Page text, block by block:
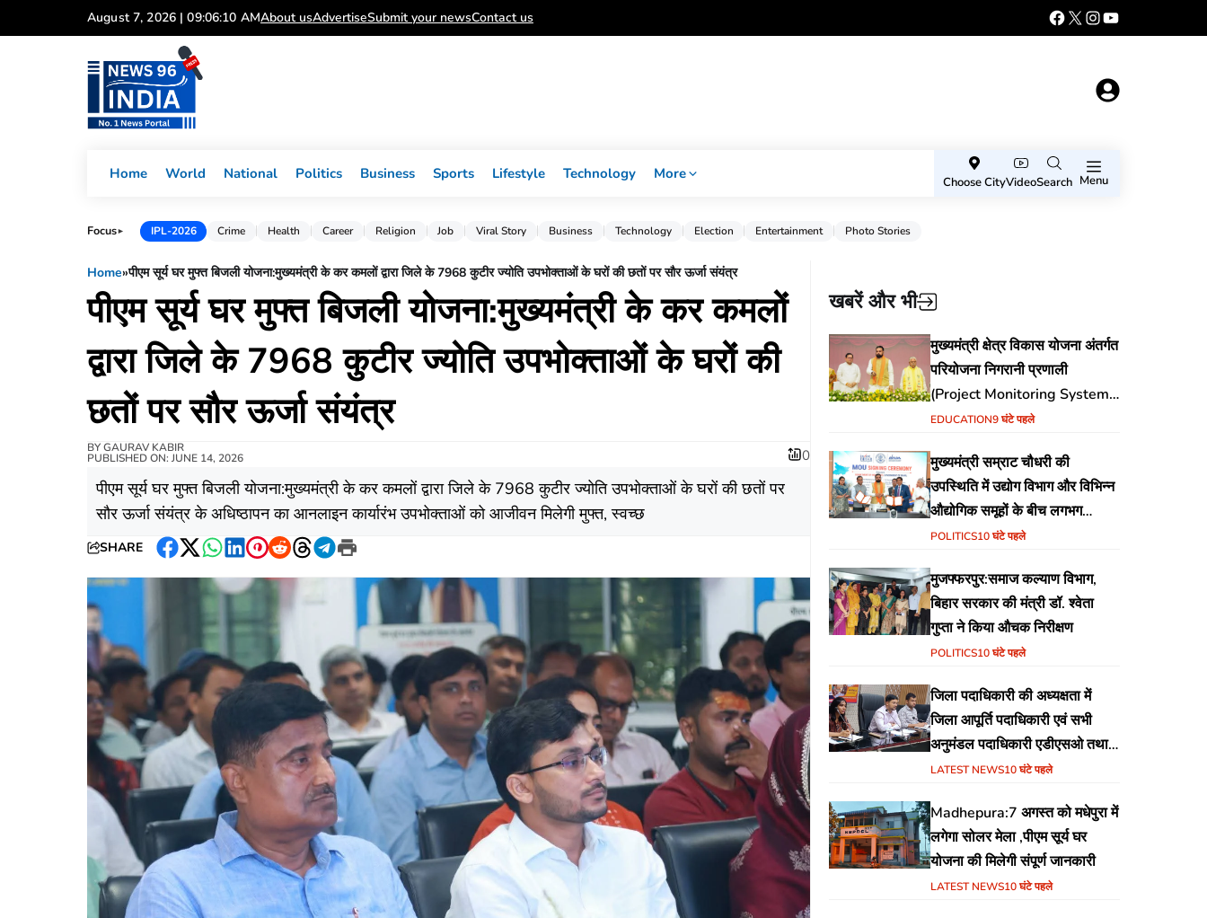
to
August 7, 2026 | 09:06:11 AMAbout usAdvertiseSubmit your newsContact us
Home World National Politics Business Sports Lifestyle Technology More
Choose CityVideoSearch Menu
Focus► IPL-2026 Crime Health Career Religion Job Viral Story Business Technology Election Entertainment Photo Stories
Home»पीएम सूर्य घर मुफ्त बिजली योजना:मुख्यमंत्री के कर कमलों द्वारा जिले के 7968 कुटीर ज्योति उपभोक्ताओं के घरों की छतों पर सौर ऊर्जा संयंत्र
पीएम सूर्य घर मुफ्त बिजली योजना:मुख्यमंत्री के कर कमलों
द्वारा जिले के 7968 कुटीर ज्योति उपभोक्ताओं के घरों की
छतों पर सौर ऊर्जा संयंत्र
BYGAURAV KABIR
PUBLISHED ON: JUNE 14, 2026 0
पीएम सूर्य घर मुफ्त बिजली योजना:मुख्यमंत्री के कर कमलों द्वारा जिले के 7968 कुटीर ज्योति उपभोक्ताओं के घरों की छतों पर
सौर ऊर्जा संयंत्र के अधिष्ठापन का आनलाइन कार्यारंभ उपभोक्ताओं को आजीवन मिलेगी मुफ्त, स्वच्छ
SHARE
Facebook
Twitter
WhatsApp
LinkedIn
Pinterest
RedditThreads
Telegram
Print
खबरें और भी
मुख्यमंत्री क्षेत्र विकास योजना अंतर्गत
परियोजना निगरानी प्रणाली
(Project Monitoring System)
वेब पोर्टल का शुभारंभ
EDUCATION9 घंटे पहले
मुख्यमंत्री सम्राट चौधरी की
उपस्थिति में उद्योग विभाग और विभिन्न
औद्योगिक समूहों के बीच लगभग
₹51,600 करोड़ के निवेश हेतु
POLITICS10 घंटे पहले
मुजफ्फरपुर:समाज कल्याण विभाग,
बिहार सरकार की मंत्री डॉ. श्वेता
गुप्ता ने किया औचक निरीक्षण
POLITICS10 घंटे पहले
जिला पदाधिकारी की अध्यक्षता में
जिला आपूर्ति पदाधिकारी एवं सभी
अनुमंडल पदाधिकारी एडीएसओ तथा
एमोओ के साथ समीक्षा बैठक का
LATEST NEWS10 घंटे पहले
Madhepura:7 अगस्त को मधेपुरा में
लगेगा सोलर मेला ,पीएम सूर्य घर
योजना की मिलेगी संपूर्ण जानकारी
LATEST NEWS10 घंटे पहले